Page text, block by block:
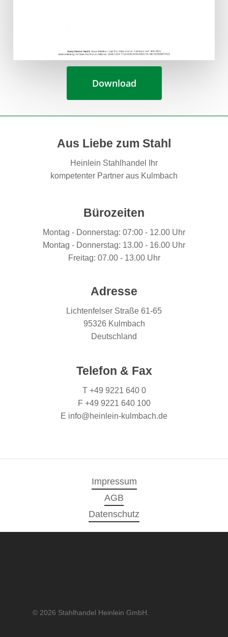
Download
Aus Liebe zum Stahl
Heinlein Stahlhandel Ihr
kompetenter Partner aus Kulmbach
Bürozeiten
Montag - Donnerstag: 07:00 - 12.00 Uhr
Montag - Donnerstag: 13.00 - 16.00 Uhr
Freitag: 07.00 - 13.00 Uhr
Adresse
Lichtenfelser Straße 61-65
95326 Kulmbach
Deutschland
Telefon & Fax
T +49 9221 640 0
F +49 9221 640 100
E info@heinlein-kulmbach.de
Impressum
AGB
Datenschutz
© 2026 Stahlhandel Heinlein GmbH.